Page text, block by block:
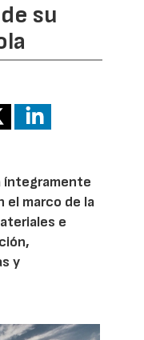
su
íntegramente
el marco de la
e
y